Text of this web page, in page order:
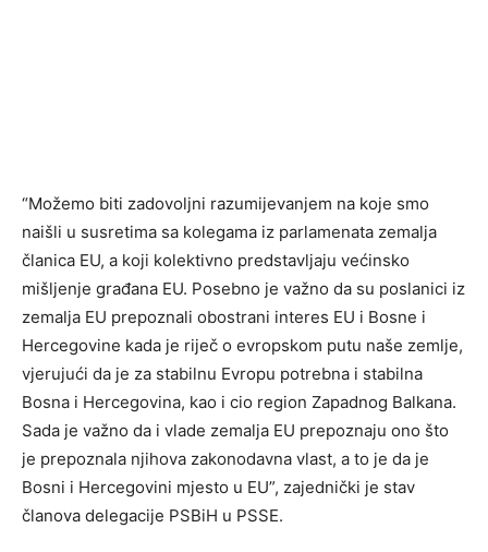
“Možemo biti zadovoljni razumijevanjem na koje smo
naišli u susretima sa kolegama iz parlamenata zemalja
članica EU, a koji kolektivno predstavljaju većinsko
mišljenje građana EU. Posebno je važno da su poslanici iz
zemalja EU prepoznali obostrani interes EU i Bosne i
Hercegovine kada je riječ o evropskom putu naše zemlje,
vjerujući da je za stabilnu Evropu potrebna i stabilna
Bosna i Hercegovina, kao i cio region Zapadnog Balkana.
Sada je važno da i vlade zemalja EU prepoznaju ono što
je prepoznala njihova zakonodavna vlast, a to je da je
Bosni i Hercegovini mjesto u EU”, zajednički je stav
članova delegacije PSBiH u PSSE.